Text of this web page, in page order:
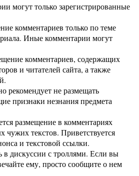
могут только зарегистрированные
комментариев только по теме
Иные комментарии могут
комментариев, содержащих
и читателей сайта, а также
рекомендует не размещать
признаки незнания предмета
размещение в комментариях
чужих текстов. Приветствуется
и текстовой ссылки.
в дискуссии с троллями. Если вы
ему, просто сообщите о нем